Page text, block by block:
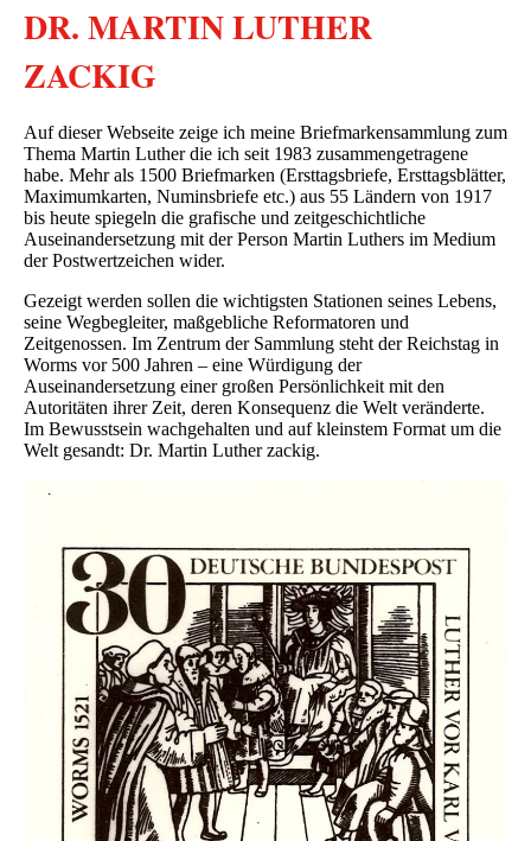
DR. MARTIN LUTHER
ZACKIG
Auf dieser Webseite zeige ich meine Briefmarkensammlung zum
Thema Martin Luther die ich seit 1983 zusammengetragene
habe. Mehr als 1500 Briefmarken (Ersttagsbriefe, Ersttagsblätter,
Maximumkarten, Numinsbriefe etc.) aus 55 Ländern von 1917
bis heute spiegeln die grafische und zeitgeschichtliche
Auseinandersetzung mit der Person Martin Luthers im Medium
der Postwertzeichen wider.
Gezeigt werden sollen die wichtigsten Stationen seines Lebens,
seine Wegbegleiter, maßgebliche Reformatoren und
Zeitgenossen. Im Zentrum der Sammlung steht der Reichstag in
Worms vor 500 Jahren – eine Würdigung der
Auseinandersetzung einer großen Persönlichkeit mit den
Autoritäten ihrer Zeit, deren Konsequenz die Welt veränderte.
Im Bewusstsein wachgehalten und auf kleinstem Format um die
Welt gesandt: Dr. Martin Luther zackig.